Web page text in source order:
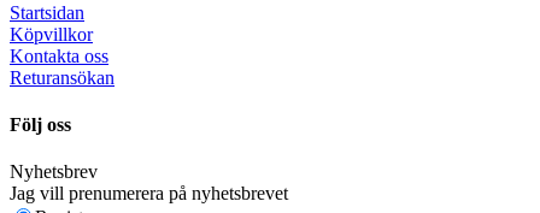
Startsidan
Köpvillkor
Kontakta oss
Returansökan
Följ oss
Nyhetsbrev
Jag vill prenumerera på nyhetsbrevet